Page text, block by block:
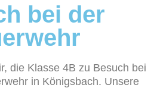
bei der
die Klasse 4B zu Besuch bei
in Königsbach. Unsere